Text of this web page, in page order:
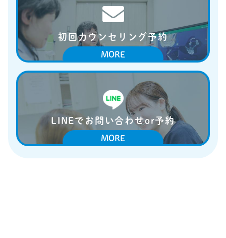
初回カウンセリング予約
LINEでお問い合わせor予約